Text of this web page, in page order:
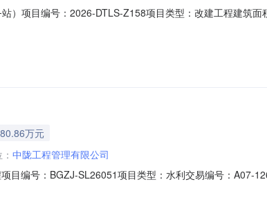
）项目编号：2026-DTLS-Z158项目类型：改建工程建筑
图设计审查有限公司审查资质：建筑工程一类（含超限工
万元
中陇工程管理有限公司
目编号：BGZJ-SL26051项目类型：水利交易编号：A07-
2062m，清除隧洞内淤积泥沙1350.75m3，拆除现状